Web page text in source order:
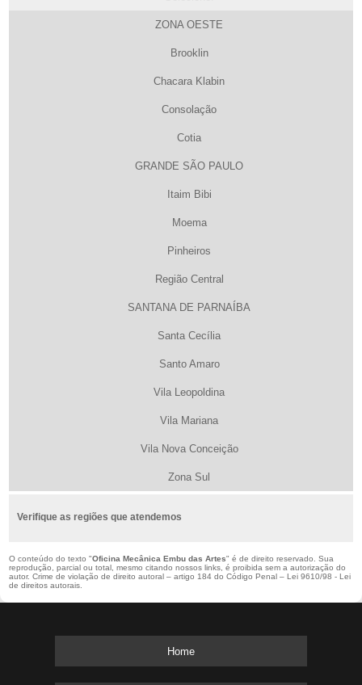
ZONA OESTE
Brooklin
Chacara Klabin
Consolação
Cotia
GRANDE SÃO PAULO
Itaim Bibi
Moema
Pinheiros
Região Central
SANTANA DE PARNAÍBA
Santa Cecília
Santo Amaro
Vila Leopoldina
Vila Mariana
Vila Nova Conceição
Zona Sul
Verifique as regiões que atendemos
O conteúdo do texto "Oficina Mecânica Embu das Artes" é de direito reservado. Sua
reprodução, parcial ou total, mesmo citando nossos links, é proibida sem a autorização do
autor. Crime de violação de direito autoral – artigo 184 do Código Penal –Lei 9610/98 - Lei
de direitos autorais
Home